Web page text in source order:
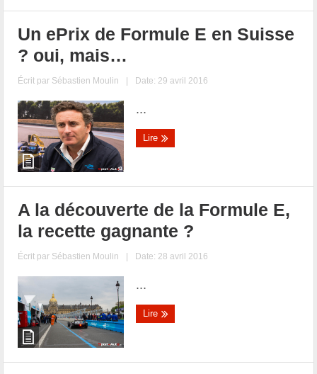
Un ePrix de Formule E en Suisse
? oui, mais…
Écrit par Sébastien Moulin | Date: 29 avril 2016
...
Lire
A la découverte de la Formule E,
la recette gagnante ?
Écrit par Sébastien Moulin | Date: 28 avril 2016
...
Lire